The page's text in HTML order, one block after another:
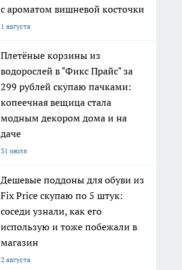
с ароматом вишневой косточки
1 августа
Плетёные корзины из
водорослей в "Фикс Прайс" за
299 рублей скупаю пачками:
копеечная вещица стала
модным декором дома и на
даче
31 июля
Дешевые поддоны для обуви из
Fix Price скупаю по 5 штук:
соседи узнали, как его
использую и тоже побежали в
магазин
2 августа